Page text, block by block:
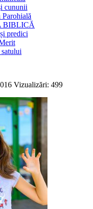
cununii
BIBLICĂ
predici
Vizualizări: 499